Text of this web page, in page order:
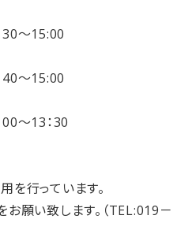
～15:00
～15:00
～13：30
行っています。
願い致します。（TEL:019－